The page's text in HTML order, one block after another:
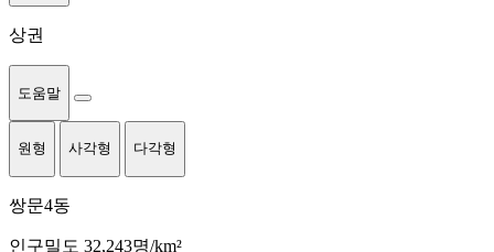
상권
도움말
원형 사각형 다각형
쌍문4동
인구밀도 32,243명/km²